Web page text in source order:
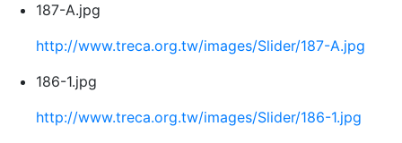
187-A.jpg
http://www.treca.org.tw/images/Slider/187-A.jpg
186-1.jpg
http://www.treca.org.tw/images/Slider/186-1.jpg